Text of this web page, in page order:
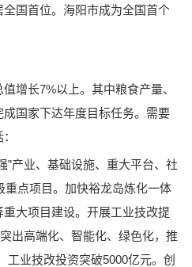
国首位。海阳市成为全国首个
增长7%以上。其中粮食产量、
国家下达年度目标任务。需要
”产业、基础设施、重大平台、社
重点项目。加快裕龙岛炼化一体
大项目建设。开展工业技改提
出高端化、智能化、绿色化，推
工业技改投资突破5000亿元。创